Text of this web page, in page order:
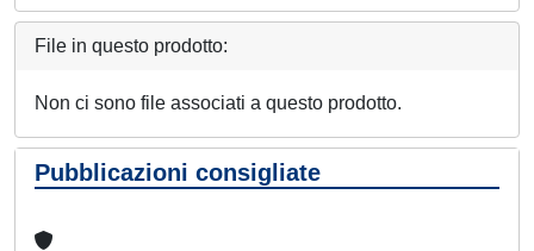
File in questo prodotto:
Non ci sono file associati a questo prodotto.
Pubblicazioni consigliate